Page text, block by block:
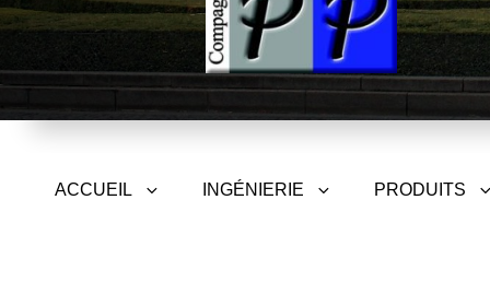
CGPP – Compagnie de
ACCUEIL INGÉNIERIE PRODUITS